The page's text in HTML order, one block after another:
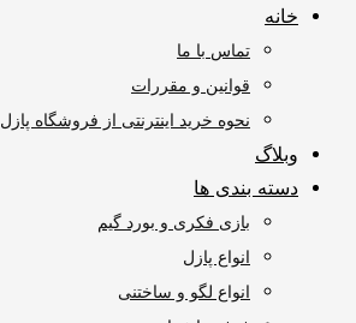
خانه
تماس با ما
قوانین و مقررات
نحوه خرید اینترنتی از فروشگاه پازل
وبلاگ
دسته بندی ها
بازی فکری و بورد گیم
انواع پازل
انواع لگو و ساختنی